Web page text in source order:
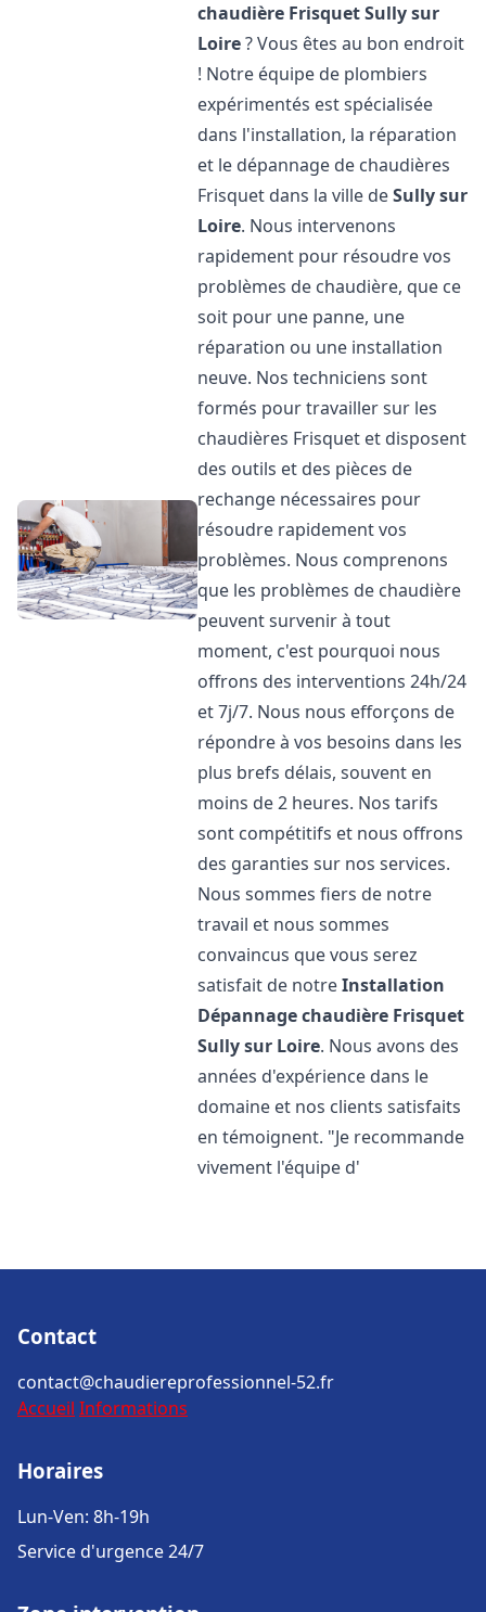
chaudière FrisquetSully sur
Loire? Vous êtes au bon endroit
! Notre équipe de plombiers
expérimentés est spécialisée
dans l'installation, la réparation
et le dépannage de chaudières
Frisquet dans la ville deSully sur
Loire. Nous intervenons
rapidement pour résoudre vos
problèmes de chaudière, que ce
soit pour une panne, une
réparation ou une installation
neuve. Nos techniciens sont
formés pour travailler sur les
chaudières Frisquet et disposent
des outils et des pièces de
rechange nécessaires pour
résoudre rapidement vos
problèmes. Nous comprenons
que les problèmes de chaudière
peuvent survenir à tout
moment, c'est pourquoi nous
offrons des interventions 24h/24
et 7j/7. Nous nous efforçons de
répondre à vos besoins dans les
plus brefs délais, souvent en
moins de 2 heures. Nos tarifs
sont compétitifs et nous offrons
des garanties sur nos services.
Nous sommes fiers de notre
travail et nous sommes
convaincus que vous serez
satisfait de notreInstallation
Dépannage chaudière Frisquet
Sully sur Loire. Nous avons des
années d'expérience dans le
domaine et nos clients satisfaits
en témoignent. "Je recommande
vivement l'équipe d'
Contact
contact@chaudiereprofessionnel-52.fr
Accueil Informations
Horaires
Lun-Ven: 8h-19h
Service d'urgence 24/7